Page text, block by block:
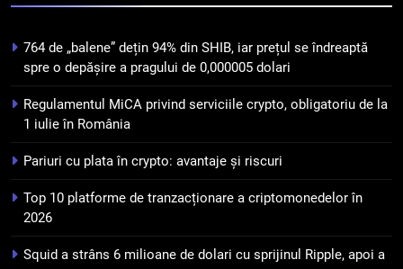
pierdut jumătate din aceștia
puțin de 24 de ore
6
Banii digitali și arhitectura
încrederii: O nouă viziune asupra
7
WhiteBIT și FC Barcelona
pentru a stimula implicarea
STIRI
764 de „balene” dețin 94% din SHIB, iar prețul se îndreaptă
spre o depășire a pragului de 0,000005 dolari
Regulamentul MiCA privind serviciile crypto, obligatoriu de la
1 iulie în România
Pariuri cu plata în crypto: avantaje și riscuri
Top 10 platforme de tranzacționare a criptomonedelor în
2026
Squid a strâns 6 milioane de dolari cu sprijinul Ripple, apoi a